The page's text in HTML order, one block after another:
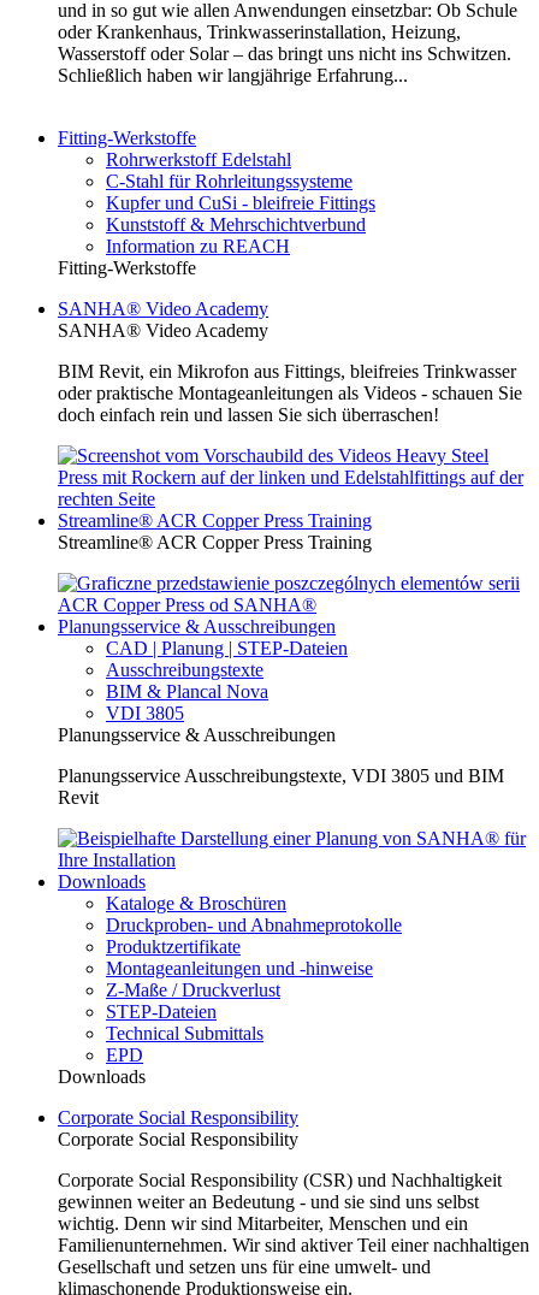
und in so gut wie allen Anwendungen einsetzbar: Ob Schule
oder Krankenhaus, Trinkwasserinstallation, Heizung,
Wasserstoff oder Solar – das bringt uns nicht ins Schwitzen.
Schließlich haben wir langjährige Erfahrung...
Fitting-Werkstoffe
Rohrwerkstoff Edelstahl
C-Stahl für Rohrleitungssysteme
Kupfer und CuSi - bleifreie Fittings
Kunststoff & Mehrschichtverbund
Information zu REACH
Fitting-Werkstoffe
SANHA® Video Academy
SANHA® Video Academy
BIM Revit, ein Mikrofon aus Fittings, bleifreies Trinkwasser
oder praktische Montageanleitungen als Videos - schauen Sie
doch einfach rein und lassen Sie sich überraschen!
Streamline® ACR Copper Press Training
Streamline® ACR Copper Press Training
Planungsservice & Ausschreibungen
CAD | Planung | STEP-Dateien
Ausschreibungstexte
BIM & Plancal Nova
VDI 3805
Planungsservice & Ausschreibungen
Planungsservice Ausschreibungstexte, VDI 3805 und BIM
Revit
Downloads
Kataloge & Broschüren
Druckproben- und Abnahmeprotokolle
Produktzertifikate
Montageanleitungen und -hinweise
Z-Maße / Druckverlust
STEP-Dateien
Technical Submittals
EPD
Downloads
Corporate Social Responsibility
Corporate Social Responsibility
Corporate Social Responsibility (CSR) und Nachhaltigkeit
gewinnen weiter an Bedeutung - und sie sind uns selbst
wichtig. Denn wir sind Mitarbeiter, Menschen und ein
Familienunternehmen. Wir sind aktiver Teil einer nachhaltigen
Gesellschaft und setzen uns für eine umwelt- und
klimaschonende Produktionsweise ein.